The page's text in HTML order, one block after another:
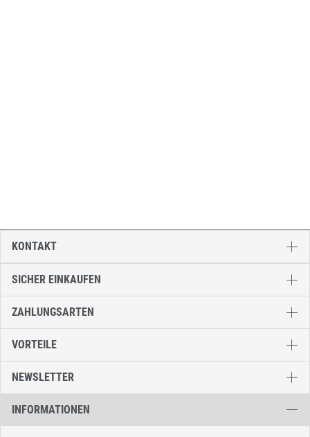
SICHER EINKAUFEN
ZAHLUNGSARTEN
VORTEILE
NEWSLETTER
INFORMATIONEN
KONTAKT